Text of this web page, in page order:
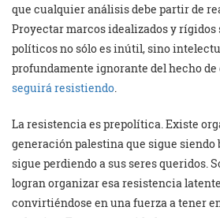
que cualquier análisis debe partir de
Proyectar marcos idealizados y rígidos
políticos no sólo es inútil, sino
profundamente ignorante del hecho
seguirá resistiendo
La resistencia es prepolítica. Existe
generación palestina que sigue siendo
sigue perdiendo a sus seres queridos.
logran organizar esa resistencia
convirtiéndose en una fuerza a tener